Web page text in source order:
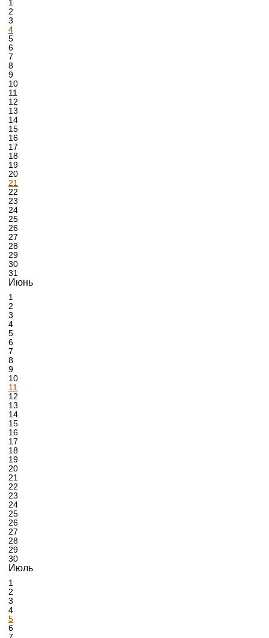
1
2
3
4
5
6
7
8
9
10
11
12
13
14
15
16
17
18
19
20
21
22
23
24
25
26
27
28
29
30
31
Июнь
1
2
3
4
5
6
7
8
9
10
11
12
13
14
15
16
17
18
19
20
21
22
23
24
25
26
27
28
29
30
Июль
1
2
3
4
5
6